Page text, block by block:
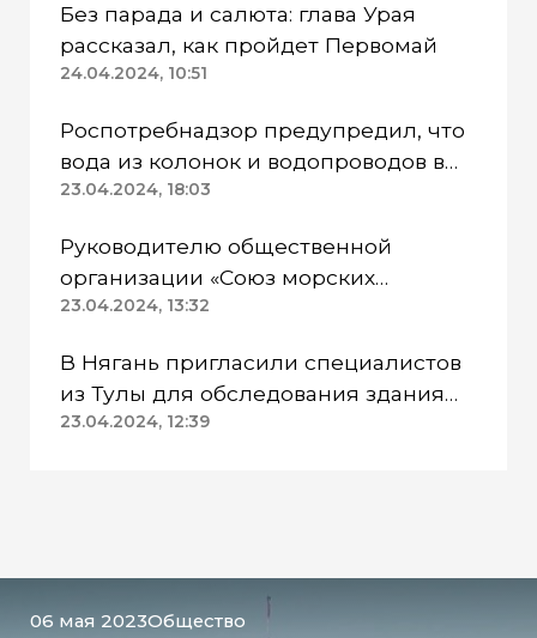
Без парада и салюта: глава Урая
рассказал, как пройдет Первомай
24.04.2024, 10:51
Роспотребнадзор предупредил, что
вода из колонок и водопроводов в
Казанском районе непригодна для
23.04.2024, 18:03
Руководителю общественной
организации «Союз морских
пехотинцев» Югры вынесли
23.04.2024, 13:32
В Нягань пригласили специалистов
из Тулы для обследования здания
ДК «Геолог»
23.04.2024, 12:39
06 мая 2023Общество